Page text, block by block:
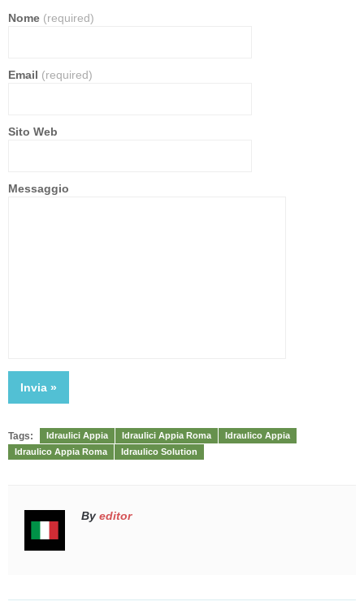
Nome (required)
Email (required)
Sito Web
Messaggio
Tags: Idraulici Appia Idraulici Appia Roma
Idraulico Appia
Idraulico Appia Roma
Idraulico Solution
By editor